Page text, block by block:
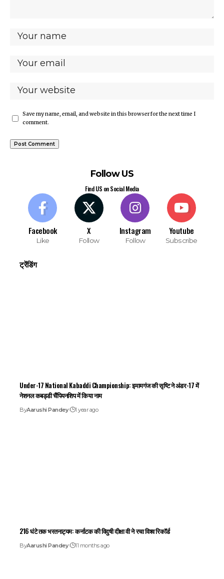
Save my name, email, and website in this browser for the next time I
comment.
Follow US
Find US on Social Media
Facebook
Like
X
Follow
Instagram
Follow
Youtube
Subscribe
ट्रेंडिंग
Under-17 National Kabaddi Championship: इमामगंज की सृष्टि ने अंडर-17 में
नेशनल कबड्डी चैंपियनशिप में किया नाम
ByAarushi Pandey 1 year ago
216 घंटे तक भरतनाट्यम: कर्नाटक की विदुषी दीक्षा वी ने रचा विश्व रिकॉर्ड
ByAarushi Pandey 11 months ago